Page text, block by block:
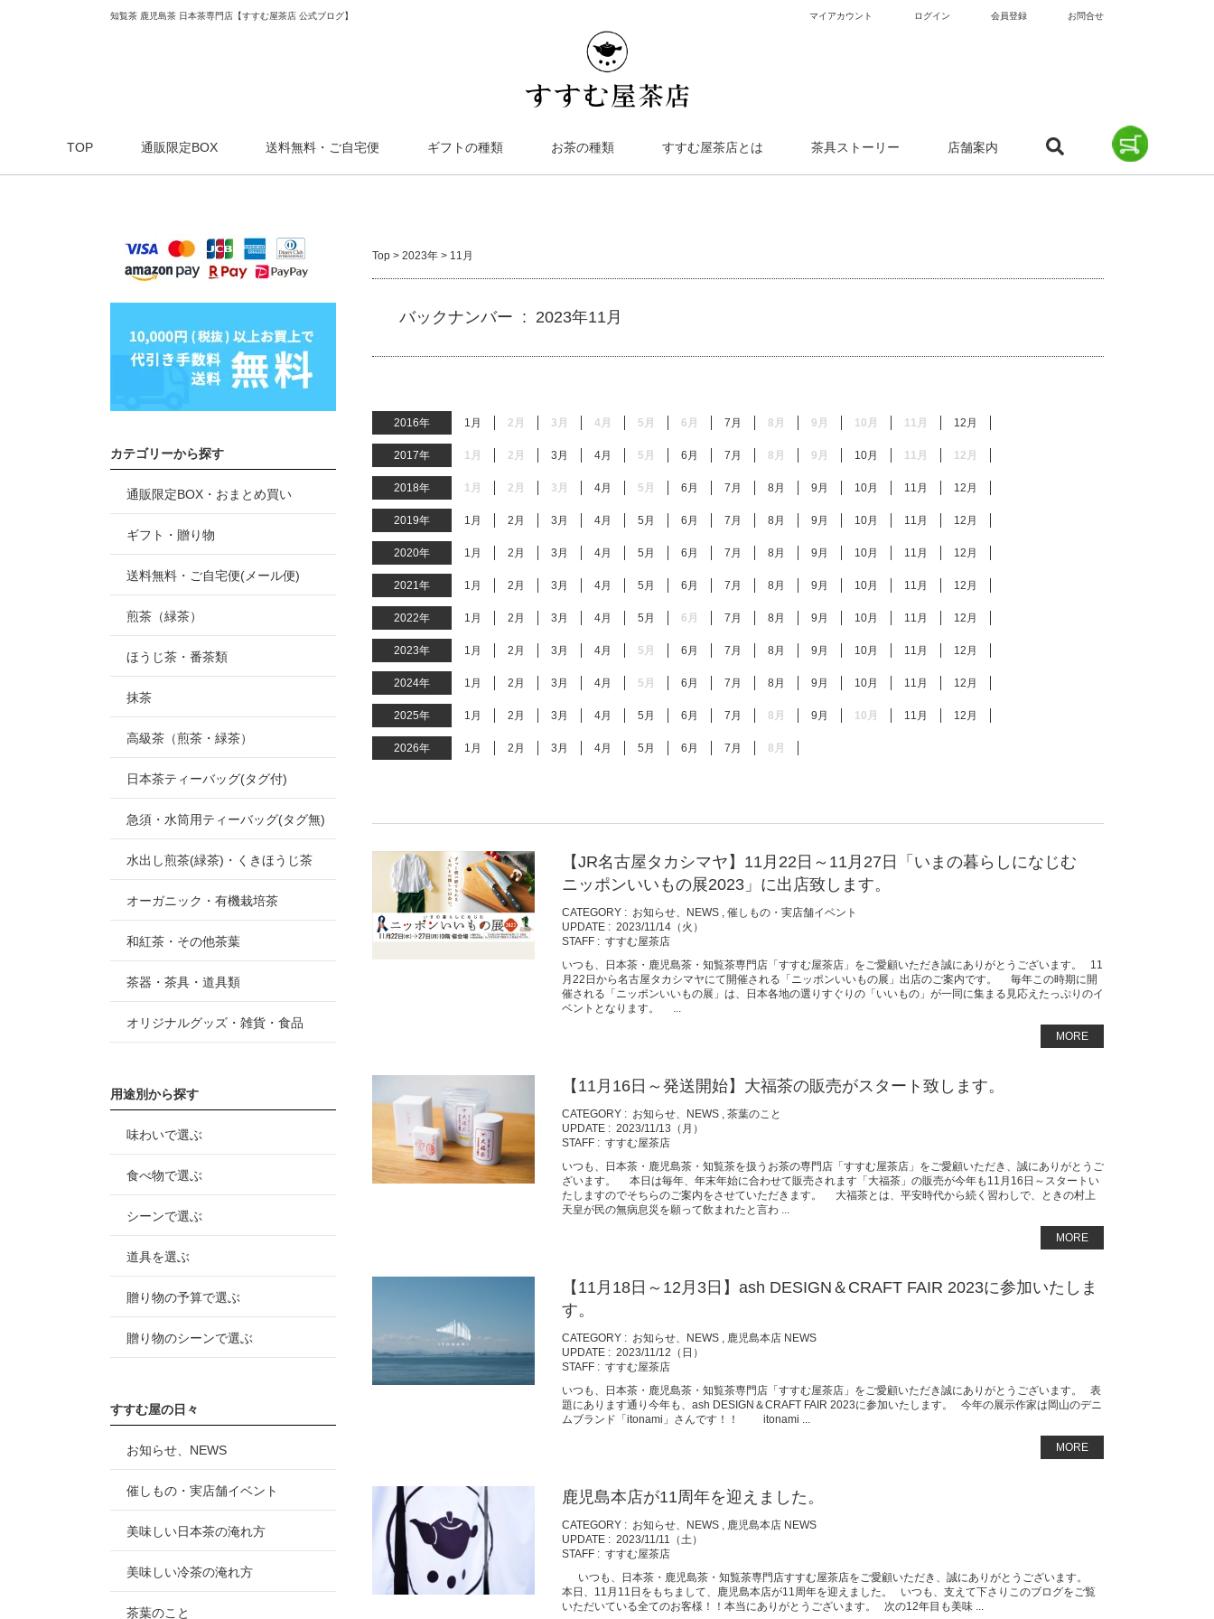
知覧茶 鹿児島茶 日本茶専門店【すすむ屋茶店 公式ブログ】 マイアカウント ログイン 会員登録 お問合せ
TOP 通販限定BOX 送料無料・ご自宅便 ギフトの種類 お茶の種類 すすむ屋茶店とは 茶具ストーリー 店舗案内
Top > 2023年 > 11月
バックナンバー : 2023年11月
2016年 1月 2月 3月 4月 5月 6月 7月 8月 9月 10月 11月 12月
2017年 1月 2月 3月 4月 5月 6月 7月 8月 9月 10月 11月 12月
2018年 1月 2月 3月 4月 5月 6月 7月 8月 9月 10月 11月 12月
2019年 1月 2月 3月 4月 5月 6月 7月 8月 9月 10月 11月 12月
2020年 1月 2月 3月 4月 5月 6月 7月 8月 9月 10月 11月 12月
2021年 1月 2月 3月 4月 5月 6月 7月 8月 9月 10月 11月 12月
2022年 1月 2月 3月 4月 5月 6月 7月 8月 9月 10月 11月 12月
2023年 1月 2月 3月 4月 5月 6月 7月 8月 9月 10月 11月 12月
2024年 1月 2月 3月 4月 5月 6月 7月 8月 9月 10月 11月 12月
2025年 1月 2月 3月 4月 5月 6月 7月 8月 9月 10月 11月 12月
2026年 1月 2月 3月 4月 5月 6月 7月 8月
【JR名古屋タカシマヤ】11月22日～11月27日「いまの暮らしになじむ
ニッポンいいもの展2023」に出店致します。
CATEGORY : お知らせ、NEWS , 催しもの・実店舗イベント
UPDATE : 2023/11/14（火）
STAFF : すすむ屋茶店
いつも、日本茶・鹿児島茶・知覧茶専門店「すすむ屋茶店」をご愛顧いただき誠にありがとうございます。 11
月22日から名古屋タカシマヤにて開催される「ニッポンいいもの展」出店のご案内です。 毎年この時期に開
催される「ニッポンいいもの展」は、日本各地の選りすぐりの「いいもの」が一同に集まる見応えたっぷりのイ
ベントとなります。 ...
MORE
【11月16日～発送開始】大福茶の販売がスタート致します。
CATEGORY : お知らせ、NEWS , 茶葉のこと
UPDATE : 2023/11/13（月）
STAFF : すすむ屋茶店
いつも、日本茶・鹿児島茶・知覧茶を扱うお茶の専門店「すすむ屋茶店」をご愛顧いただき、誠にありがとうご
ざいます。 本日は毎年、年末年始に合わせて販売されます「大福茶」の販売が今年も11月16日～スタートい
たしますのでそちらのご案内をさせていただきます。 大福茶とは、平安時代から続く習わしで、ときの村上
天皇が民の無病息災を願って飲まれたと言わ ...
MORE
【11月18日～12月3日】ash DESIGN＆CRAFT FAIR 2023に参加いたしま
す。
CATEGORY : お知らせ、NEWS , 鹿児島本店 NEWS
UPDATE : 2023/11/12（日）
STAFF : すすむ屋茶店
いつも、日本茶・鹿児島茶・知覧茶専門店「すすむ屋茶店」をご愛顧いただき誠にありがとうございます。 表
題にあります通り今年も、ash DESIGN＆CRAFT FAIR 2023に参加いたします。 今年の展示作家は岡山のデニ
ムブランド「itonami」さんです！！ itonami ...
MORE
鹿児島本店が11周年を迎えました。
CATEGORY : お知らせ、NEWS , 鹿児島本店 NEWS
UPDATE : 2023/11/11（土）
STAFF : すすむ屋茶店
いつも、日本茶・鹿児島茶・知覧茶専門店すすむ屋茶店をご愛顧いただき、誠にありがとうございます。
本日、11月11日をもちまして、鹿児島本店が11周年を迎えました。 いつも、支えて下さりこのブログをご覧
いただいている全てのお客様！！本当にありがとうございます。 次の12年目も美味 ...
カテゴリーから探す
通販限定BOX・おまとめ買い
ギフト・贈り物
送料無料・ご自宅便(メール便)
煎茶（緑茶）
ほうじ茶・番茶類
抹茶
高級茶（煎茶・緑茶）
日本茶ティーバッグ(タグ付)
急須・水筒用ティーバッグ(タグ無)
水出し煎茶(緑茶)・くきほうじ茶
オーガニック・有機栽培茶
和紅茶・その他茶葉
茶器・茶具・道具類
オリジナルグッズ・雑貨・食品
用途別から探す
味わいで選ぶ
食べ物で選ぶ
シーンで選ぶ
道具を選ぶ
贈り物の予算で選ぶ
贈り物のシーンで選ぶ
すすむ屋の日々
お知らせ、NEWS
催しもの・実店舗イベント
美味しい日本茶の淹れ方
美味しい冷茶の淹れ方
茶葉のこと